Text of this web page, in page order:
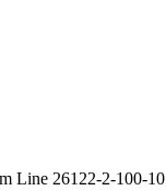
Line 26122-2-100-10